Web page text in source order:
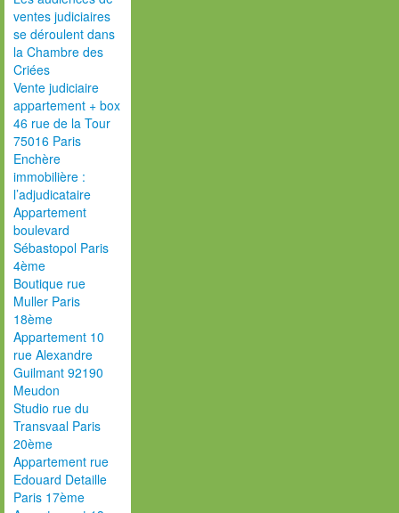
ventes judiciaires
se déroulent dans
la Chambre des
Criées
Vente judiciaire
appartement + box
46 rue de la Tour
75016 Paris
Enchère
immobilière :
l’adjudicataire
Appartement
boulevard
Sébastopol Paris
4ème
Boutique rue
Muller Paris
18ème
Appartement 10
rue Alexandre
Guilmant 92190
Meudon
Studio rue du
Transvaal Paris
20ème
Appartement rue
Edouard Detaille
Paris 17ème